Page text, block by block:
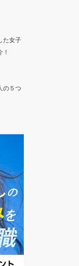
た女子
の５つ